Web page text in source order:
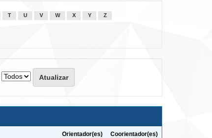
T U V W X Y Z
Orientador(es) Coorientador(es)